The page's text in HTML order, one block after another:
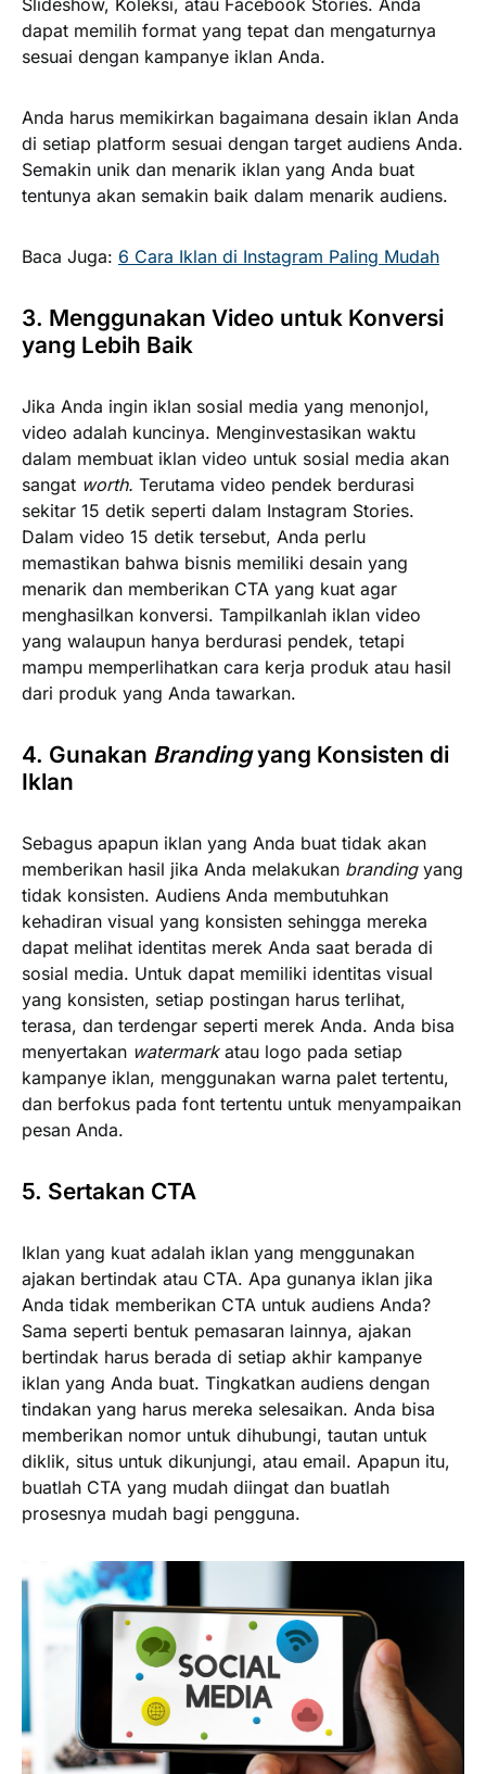
Slideshow, Koleksi, atau Facebook Stories. Anda
dapat memilih format yang tepat dan mengaturnya
sesuai dengan kampanye iklan Anda.
Anda harus memikirkan bagaimana desain iklan Anda
di setiap platform sesuai dengan target audiens Anda.
Semakin unik dan menarik iklan yang Anda buat
tentunya akan semakin baik dalam menarik audiens.
Baca Juga: 6 Cara Iklan di Instagram Paling Mudah
3. Menggunakan Video untuk Konversi
yang Lebih Baik
Jika Anda ingin iklan sosial media yang menonjol,
video adalah kuncinya. Menginvestasikan waktu
dalam membuat iklan video untuk sosial media akan
sangat worth. Terutama video pendek berdurasi
sekitar 15 detik seperti dalam Instagram Stories.
Dalam video 15 detik tersebut, Anda perlu
memastikan bahwa bisnis memiliki desain yang
menarik dan memberikan CTA yang kuat agar
menghasilkan konversi. Tampilkanlah iklan video
yang walaupun hanya berdurasi pendek, tetapi
mampu memperlihatkan cara kerja produk atau hasil
dari produk yang Anda tawarkan.
4. Gunakan Brandingyang Konsisten di
Iklan
Sebagus apapun iklan yang Anda buat tidak akan
memberikan hasil jika Anda melakukan brandingyang
tidak konsisten. Audiens Anda membutuhkan
kehadiran visual yang konsisten sehingga mereka
dapat melihat identitas merek Anda saat berada di
sosial media. Untuk dapat memiliki identitas visual
yang konsisten, setiap postingan harus terlihat,
terasa, dan terdengar seperti merek Anda. Anda bisa
menyertakan watermarkatau logo pada setiap
kampanye iklan, menggunakan warna palet tertentu,
dan berfokus pada font tertentu untuk menyampaikan
pesan Anda.
5. Sertakan CTA
Iklan yang kuat adalah iklan yang menggunakan
ajakan bertindak atau CTA. Apa gunanya iklan jika
Anda tidak memberikan CTA untuk audiens Anda?
Sama seperti bentuk pemasaran lainnya, ajakan
bertindak harus berada di setiap akhir kampanye
iklan yang Anda buat. Tingkatkan audiens dengan
tindakan yang harus mereka selesaikan. Anda bisa
memberikan nomor untuk dihubungi, tautan untuk
diklik, situs untuk dikunjungi, atau email. Apapun itu,
buatlah CTA yang mudah diingat dan buatlah
prosesnya mudah bagi pengguna.